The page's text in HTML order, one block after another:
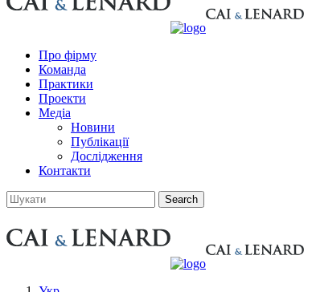
Про фірму
Команда
Практики
Проекти
Медіа
Новини
Публікації
Дослідження
Контакти